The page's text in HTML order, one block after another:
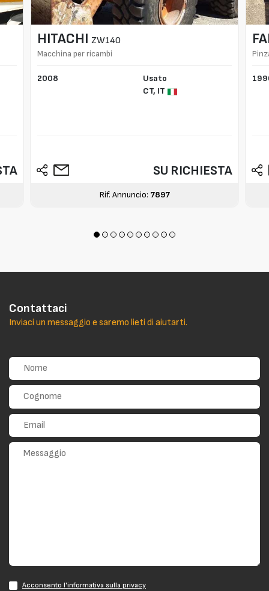
HITACHI ZW140
Macchina per ricambi
2008
Usato
CT, IT
SU RICHIESTA
Rif. Annuncio: 7897
Contattaci
Inviaci un messaggio e saremo lieti di aiutarti.
Acconsento l'informativa sulla privacy